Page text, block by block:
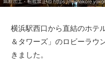
横浜駅西口から直結のホテ
＆タワーズ」のロビーラウ
きました。